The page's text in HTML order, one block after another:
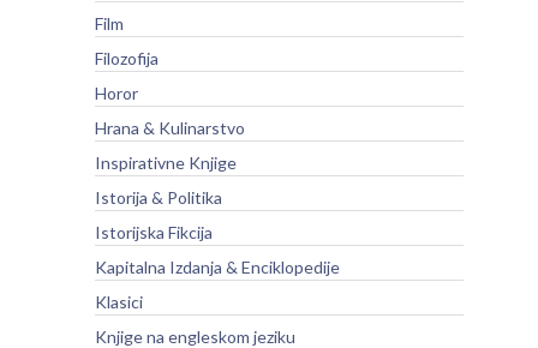
Film
Filozofija
Horor
Hrana & Kulinarstvo
Inspirativne Knjige
Istorija & Politika
Istorijska Fikcija
Kapitalna Izdanja & Enciklopedije
Klasici
Knjige na engleskom jeziku